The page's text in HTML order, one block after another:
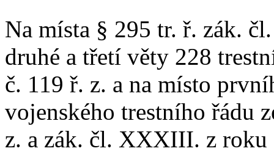
Na místa § 295 tr. ř. zák.
druhé a třetí věty 228
č. 119 ř. z. a na místo
vojenského trestního řádu
z. a zák. čl. XXXIII. z roku